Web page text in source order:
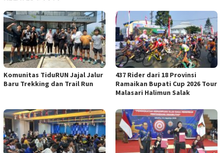
Komunitas TiduRUN Jajal Jalur
Baru Trekking dan Trail Run
437 Rider dari 18 Provinsi
Ramaikan Bupati Cup 2026 Tour
Malasari Halimun Salak